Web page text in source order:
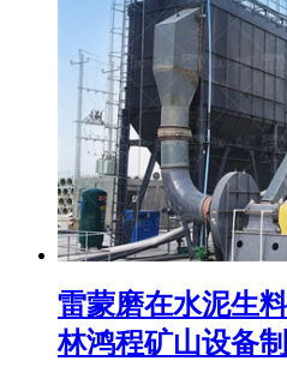
雷蒙磨在水泥生
林鸿程矿山设备